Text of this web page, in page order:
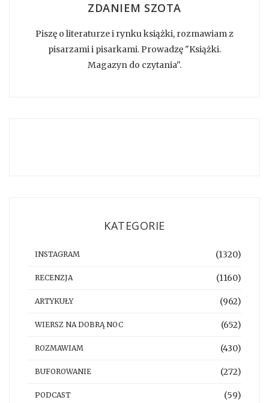
ZDANIEM SZOTA
Piszę o literaturze i rynku książki, rozmawiam z
pisarzami i pisarkami. Prowadzę "Książki.
Magazyn do czytania".
KATEGORIE
INSTAGRAM (1320)
RECENZJA (1160)
ARTYKUŁY (962)
WIERSZ NA DOBRĄ NOC (652)
ROZMAWIAM (430)
BUFOROWANIE (272)
PODCAST (59)